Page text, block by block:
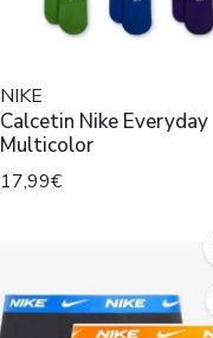
NIKE
Calcetin Nike Everyday
Multicolor
17,99€